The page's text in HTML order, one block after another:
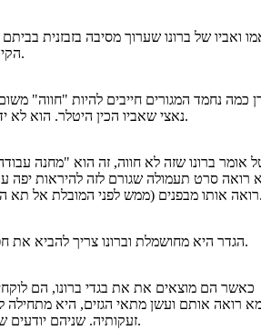
ואביו של ברונו שערוך מסיבה בזבזנית בביתם
הקידום של אביו של ברונו.
דן כמה נחמד המגורים חייבים להיות "חווה"
נאצי שאביו הכין היטלר. הוא לא ידע שאנשים חיים ככה.
אומר ברונו שזה לא חווה, זה הוא "מחנה
רואה סרט תעמולה שגורם לזה להיראות יפה
וזה לוחץ בשבילו.
הגדר היא מחושמלת וברונו צריך להביא את חפירה ולחפור את דרכו.
כאשר הם מוצאים את את בגדי ברונו, הם
רואה אותם ועשן מתאי הגזים, היא
זעקותיה. שניהם יודעים שהוא נרצח בתא הגזים.